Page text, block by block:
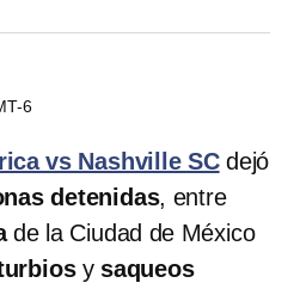
6
vs Nashville SCdejó
detenidas, entre
de la Ciudad de México
y saqueos